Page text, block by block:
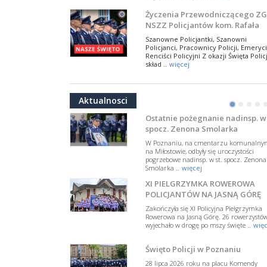
Życzenia Przewodniczącego ZG
NSZZ Policjantów kom. Rafała
Jankowskiego z okazji Święta
Policji 2026
Szanowne Policjantki, Szanowni
Policjanci, Pracownicy Policji,
Renciści Policyjni Z okazji Święta
skład .. więcej
NSZZ Policjantów: Policja nie
W przestrzeni publicznej po raz
pojawiły się wypowiedzi, które
w funkcjonariuszki i funkcjonariuszy
Policj .. więcej
Dodatkowe zarobkowanie
policjantów. NSZZP: obecne
rozwiązania wymagają zmian
zmiany przepisów regulujących
podejmowanie przez policjantów
dodatkowej pracy zarobkowe ..
więcej
Krok 1. Umorzenie. Krok 2.
z hejtem
Postępowanie dotyczące interwencji
Policji w miejscu zamieszkania red.
Tomasza Sakiewicza zostało
Aktualnosci
•• • •
NSZZ Policjantów
Na zaproszenie Zarządu Głównego NSZZ
Policjantów w Polsce gościł Rafael
Departamentu Policji w Nowym Jorku, o
.. więcej
PAMIĘTAMY I ODDAJMY HOŁD
SIERŻ. MARKOWI SIENICKIEMU
poświęconą starszemu sierżantowi Mar
Ostatnie pożegnanie nadinsp. w
spocz. Zenona Smolarka
W Poznaniu, na cmentarzu
na Miłostowie, odbyły się uroczystości
pogrzebowe nadinsp. w st. spocz. Zenona
Smolarka .. więcej
XI PIELGRZYMKA ROWEROWA
POLICJANTÓW NA JASNĄ GÓRĘ
Zakończyła się XI Policyjna Pielgrzymka
Rowerowa na Jasną Górę. 26
wyjechało w drogę po mszy święte ..
Święto Policji w Poznaniu
28 lipca 2026 roku na placu Komendy